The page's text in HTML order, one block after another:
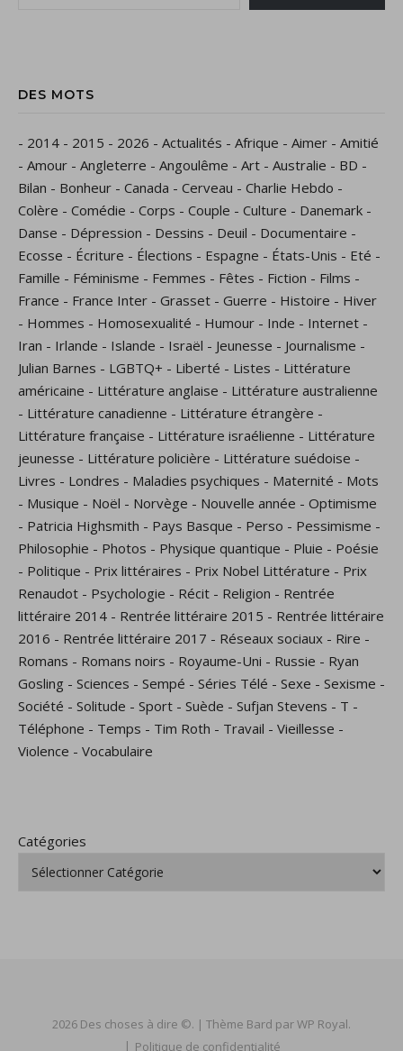
DES MOTS
- 2014 - 2015 - 2026 - Actualités - Afrique - Aimer - Amitié
- Amour - Angleterre - Angoulême - Art - Australie - BD -
Bilan - Bonheur - Canada - Cerveau - Charlie Hebdo -
Colère - Comédie - Corps - Couple - Culture - Danemark -
Danse - Dépression - Dessins - Deuil - Documentaire -
Ecosse - Écriture - Élections - Espagne - États-Unis - Eté -
Famille - Féminisme - Femmes - Fêtes - Fiction - Films -
France - France Inter - Grasset - Guerre - Histoire - Hiver
- Hommes - Homosexualité - Humour - Inde - Internet -
Iran - Irlande - Islande - Israël - Jeunesse - Journalisme -
Julian Barnes - LGBTQ+ - Liberté - Listes - Littérature
américaine - Littérature anglaise - Littérature australienne
- Littérature canadienne - Littérature étrangère -
Littérature française - Littérature israélienne - Littérature
jeunesse - Littérature policière - Littérature suédoise -
Livres - Londres - Maladies psychiques - Maternité - Mots
- Musique - Noël - Norvège - Nouvelle année - Optimisme
- Patricia Highsmith - Pays Basque - Perso - Pessimisme -
Philosophie - Photos - Physique quantique - Pluie - Poésie
- Politique - Prix littéraires - Prix Nobel Littérature - Prix
Renaudot - Psychologie - Récit - Religion - Rentrée
littéraire 2014 - Rentrée littéraire 2015 - Rentrée littéraire
2016 - Rentrée littéraire 2017 - Réseaux sociaux - Rire -
Romans - Romans noirs - Royaume-Uni - Russie - Ryan
Gosling - Sciences - Sempé - Séries Télé - Sexe - Sexisme -
Société - Solitude - Sport - Suède - Sufjan Stevens - T -
Téléphone - Temps - Tim Roth - Travail - Vieillesse -
Violence - Vocabulaire
Catégories
2026 Des choses à dire ©. | Thème Bard parWP Royal.
Politique de confidentialité